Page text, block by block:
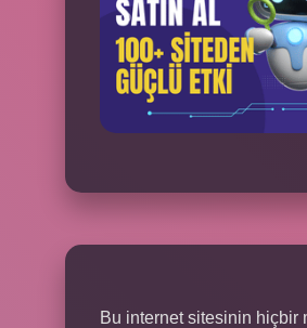
Bu internet sitesinin hiçbir